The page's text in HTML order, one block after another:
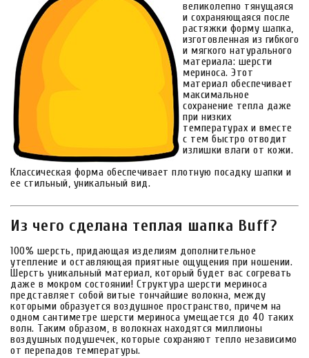
великолепно тянущаяся
и сохраняющаяся после
растяжки форму шапка,
изготовленная из гибкого
и мягкого натурального
материала: шерсти
мериноса. Этот
материал обеспечивает
максимальное
сохранение тепла даже
при низких
температурах и вместе
с тем быстро отводит
излишки влаги от кожи.
Классическая форма обеспечивает плотную посадку шапки и
ее стильный, уникальный вид.
Из чего сделана теплая шапка Buff?
100% шерсть, придающая изделиям дополнительное
утепление и оставляющая приятные ощущения при ношении.
Шерсть уникальный материал, который будет вас согревать
даже в мокром состоянии! Структура шерсти мериноса
представляет собой витые тончайшие волокна, между
которыми образуется воздушное пространство, причем на
одном сантиметре шерсти мериноса умещается до 40 таких
волн. Таким образом, в волокнах находятся миллионы
воздушных подушечек, которые сохраняют тепло независимо
от перепадов температуры.